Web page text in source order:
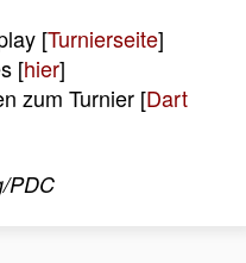
[Turnierseite]
[hier]
zum Turnier [Dart
PDC